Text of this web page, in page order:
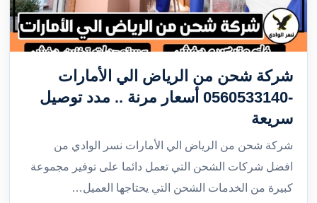
شركة شحن من الرياض الي الأمارات
-0560533140 أسعار مرنة .. مدد توصيل
سريعة
شركة شحن من الرياض الي الأمارات نسر الوادي من
افضل شركات الشحن التي تعمل دائما على توفير مجموعة
كبيرة من الخدمات الشحن التي يحتاجها العميل…